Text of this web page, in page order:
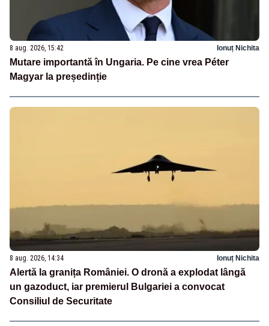
8 aug. 2026, 15:42 Ionuț Nichita
Mutare importantă în Ungaria. Pe cine vrea Péter
Magyar la președinție
8 aug. 2026, 14:34 Ionuț Nichita
Alertă la granița României. O dronă a explodat lângă
un gazoduct, iar premierul Bulgariei a convocat
Consiliul de Securitate